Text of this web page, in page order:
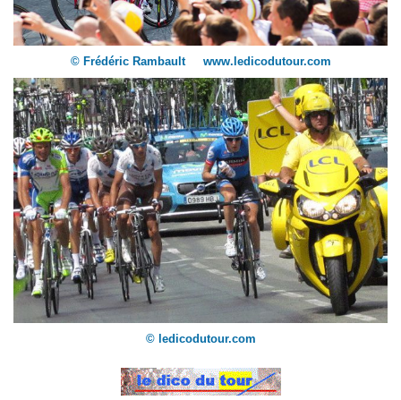
© Frédéric Rambault www.ledicodutour.com
© ledicodutour.com